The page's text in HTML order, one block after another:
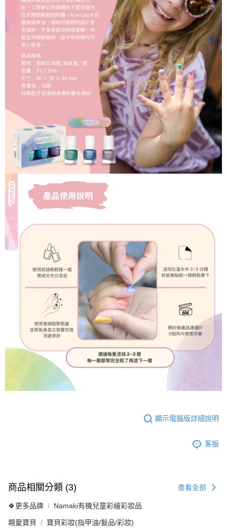
顯示電腦版詳細說明
客服
商品相關分類 (3) 查看全部
🍀更多品牌 Namaki有機兒童彩繪彩妝品
親愛寶貝 寶貝彩妝(指甲油/髮品/彩妝)